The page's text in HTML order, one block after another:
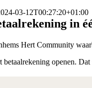
03-12T00:27:20+01:00
in
Hert Community
openen.